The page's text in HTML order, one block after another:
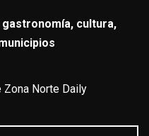
cultura,
Zona Norte Daily